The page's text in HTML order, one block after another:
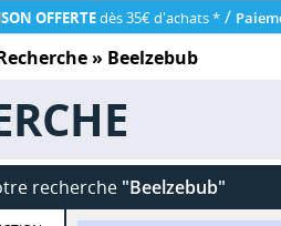
OFFERTEdès 35€ d'achats * /
» Beelzebub
recherche "Beelzebub"